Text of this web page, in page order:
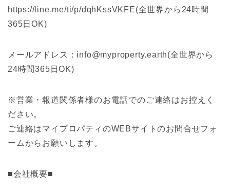
https://line.me/ti/p/dqhKssVKFE(全世界から24時間
365日OK)
メールアドレス：info@myproperty.earth(全世界から
24時間365日OK)
※営業・報道関係者様のお電話でのご連絡はお控えく
ださい。
ご連絡はマイプロパティのWEBサイトのお問合せフォ
ームからお願いします。
■会社概要■